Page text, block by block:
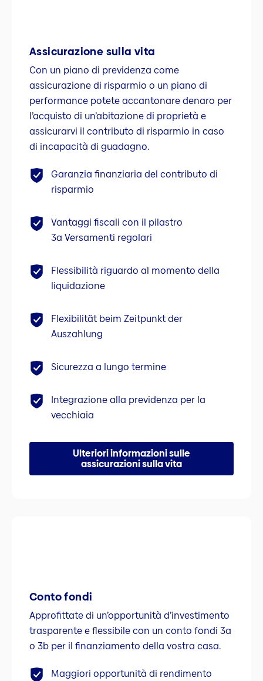
Assicurazione sulla vita
Con un piano di previdenza come
assicurazione di risparmio o un piano di
performance potete accantonare denaro per
l’acquisto di un’abitazione di proprietà e
assicurarvi il contributo di risparmio in caso
di incapacità di guadagno.
Garanzia finanziaria del contributo di
risparmio
Vantaggi fiscali con il pilastro
3a Versamenti regolari
Flessibilità riguardo al momento della
liquidazione
Flexibilität beim Zeitpunkt der
Auszahlung
Sicurezza a lungo termine
Integrazione alla previdenza per la
vecchiaia
Ulteriori informazioni sulle
assicurazioni sulla vita
Conto fondi
Approfittate di un’opportunità d’investimento
trasparente e flessibile con un conto fondi 3a
o 3b per il finanziamento della vostra casa.
Maggiori opportunità di rendimento